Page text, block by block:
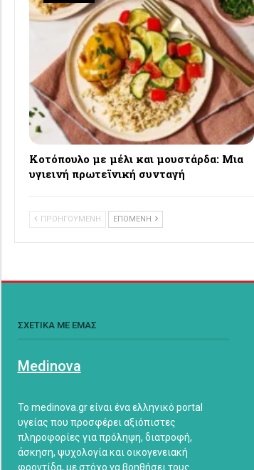
Κοτόπουλο με μέλι και μουστάρδα: Μια
υγιεινή πρωτεϊνική συνταγή
ΠΡΟΗΓΟΥΜΕΝΗ ΕΠΟΜΕΝΗ
ΣΧΕΤΙΚΑ ΜΕ ΕΜΑΣ
Medinova
Το medinova.gr είναι ένα ελληνικό portal
υγείας που προσφέρει αξιόπιστες
πληροφορίες για πρόληψη, διατροφή,
άσκηση, ψυχολογία και οικογενειακή
φροντίδα, με στόχο να βοηθήσει τους